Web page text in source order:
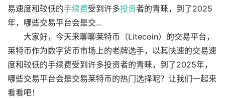
易速度和较低的手续费受到许多投资者的青睐，到了2025
年，哪些交易平台会是交...
大家好，今天来聊聊莱特币（Litecoin）的交易平台，
莱特币作为数字货币市场上的老牌选手，以其快速的交易速
度和较低的手续费受到许多投资者的青睐，到了2025年，
哪些交易平台会是交易莱特币的热门选择呢？让我们一起来
看看吧！